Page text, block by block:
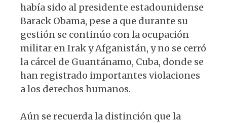
había sido al presidente estadounidense
Barack Obama, pese a que durante su
gestión se continúo con la ocupación
militar en Irak y Afganistán, y no se cerró
la cárcel de Guantánamo, Cuba, donde se
han registrado importantes violaciones
a los derechos humanos.
Aún se recuerda la distinción que la